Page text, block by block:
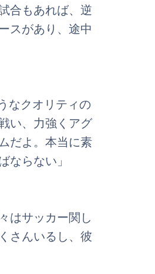
合もあれば、逆
スがあり、途中
なクオリティの
い、力強くアグ
だよ。本当に素
ならない」
はサッカー関し
さんいるし、彼